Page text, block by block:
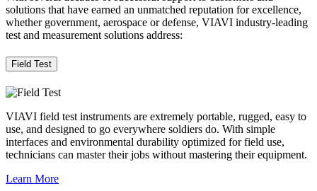
solutions that have earned an unmatched reputation for excellence,
whether government, aerospace or defense, VIAVI industry-leading
test and measurement solutions address:
Field Test
VIAVI field test instruments are extremely portable, rugged, easy to
use, and designed to go everywhere soldiers do. With simple
interfaces and environmental durability optimized for field use,
technicians can master their jobs without mastering their equipment.
Learn More